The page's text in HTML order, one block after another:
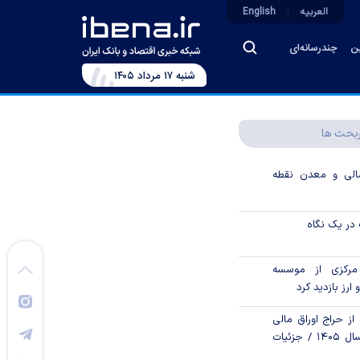
چندرسانه‌ای
العربیه English
شنبه ۱۷ مرداد ۱۴۰۵
ها
و معدن نقطه
یک نگاه
از موسسه
ارز بازدید کرد
حراج اوراق مالی
اسلامی دولتی در سال ۱۴۰۵ / جزئیات